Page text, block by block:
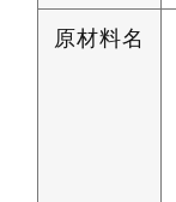
原材料名